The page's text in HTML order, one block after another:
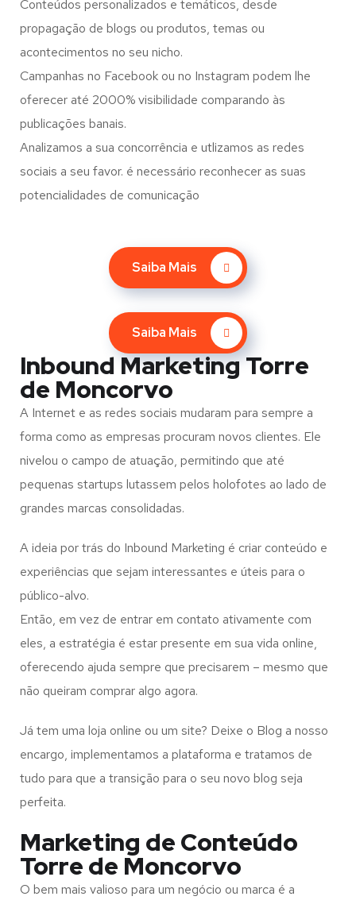
Conteúdos personalizados e temáticos, desde
propagação de blogs ou produtos, temas ou
acontecimentos no seu nicho.
Campanhas no Facebook ou no Instagram podem lhe
oferecer até 2000% visibilidade comparando às
publicações banais.
Analizamos a sua concorrência e utlizamos as redes
sociais a seu favor. é necessário reconhecer as suas
potencialidades de comunicação
Saiba Mais
Saiba Mais
Inbound Marketing Torre
de Moncorvo
A Internet e as redes sociais mudaram para sempre a
forma como as empresas procuram novos clientes. Ele
nivelou o campo de atuação, permitindo que até
pequenas startups lutassem pelos holofotes ao lado de
grandes marcas consolidadas.
A ideia por trás do Inbound Marketing é criar conteúdo e
experiências que sejam interessantes e úteis para o
público-alvo.
Então, em vez de entrar em contato ativamente com
eles, a estratégia é estar presente em sua vida online,
oferecendo ajuda sempre que precisarem – mesmo que
não queiram comprar algo agora.
Já tem uma loja online ou um site? Deixe o Blog a nosso
encargo, implementamos a plataforma e tratamos de
tudo para que a transição para o seu novo blog seja
perfeita.
Marketing de Conteúdo
Torre de Moncorvo
O bem mais valioso para um negócio ou marca é a